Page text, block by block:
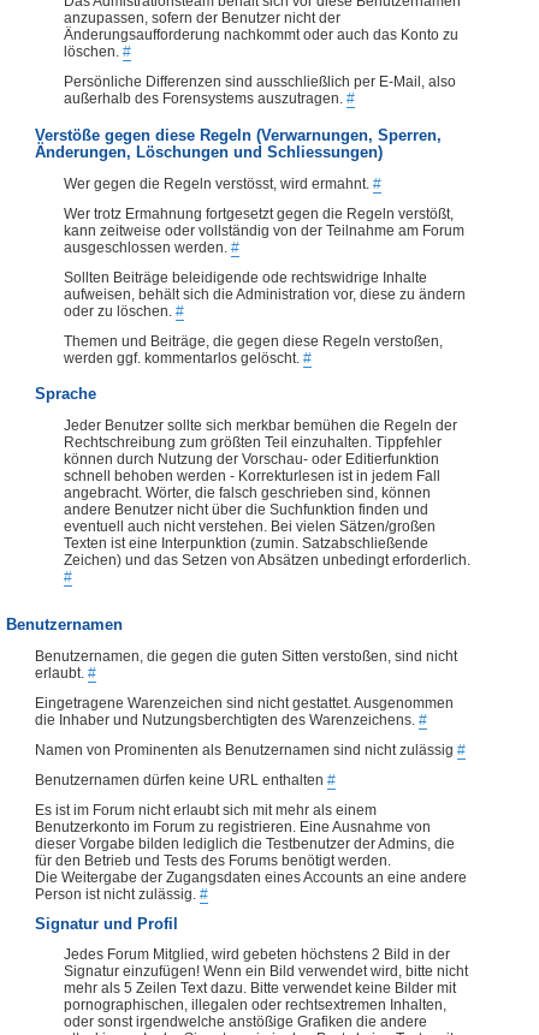
anzupassen, sofern der Benutzer nicht der
Änderungsaufforderung nachkommt oder auch das Konto zu
löschen. #
Persönliche Differenzen sind ausschließlich per E-Mail, also
außerhalb des Forensystems auszutragen. #
Verstöße gegen diese Regeln (Verwarnungen, Sperren,
Änderungen, Löschungen und Schliessungen)
Wer gegen die Regeln verstösst, wird ermahnt. #
Wer trotz Ermahnung fortgesetzt gegen die Regeln verstößt,
kann zeitweise oder vollständig von der Teilnahme am Forum
ausgeschlossen werden. #
Sollten Beiträge beleidigende ode rechtswidrige Inhalte
aufweisen, behält sich die Administration vor, diese zu ändern
oder zu löschen. #
Themen und Beiträge, die gegen diese Regeln verstoßen,
werden ggf. kommentarlos gelöscht. #
Sprache
Jeder Benutzer sollte sich merkbar bemühen die Regeln der
Rechtschreibung zum größten Teil einzuhalten. Tippfehler
können durch Nutzung der Vorschau- oder Editierfunktion
schnell behoben werden - Korrekturlesen ist in jedem Fall
angebracht. Wörter, die falsch geschrieben sind, können
andere Benutzer nicht über die Suchfunktion finden und
eventuell auch nicht verstehen. Bei vielen Sätzen/großen
Texten ist eine Interpunktion (zumin. Satzabschließende
Zeichen) und das Setzen von Absätzen unbedingt erforderlich.
#
Benutzernamen
Benutzernamen, die gegen die guten Sitten verstoßen, sind nicht
erlaubt. #
Eingetragene Warenzeichen sind nicht gestattet. Ausgenommen
die Inhaber und Nutzungsberchtigten des Warenzeichens. #
Namen von Prominenten als Benutzernamen sind nicht zulässig #
Benutzernamen dürfen keine URL enthalten #
Es ist im Forum nicht erlaubt sich mit mehr als einem
Benutzerkonto im Forum zu registrieren. Eine Ausnahme von
dieser Vorgabe bilden lediglich die Testbenutzer der Admins, die
für den Betrieb und Tests des Forums benötigt werden.
Die Weitergabe der Zugangsdaten eines Accounts an eine andere
Person ist nicht zulässig. #
Signatur und Profil
Jedes Forum Mitglied, wird gebeten höchstens 2 Bild in der
Signatur einzufügen! Wenn ein Bild verwendet wird, bitte nicht
mehr als 5 Zeilen Text dazu. Bitte verwendet keine Bilder mit
pornographischen, illegalen oder rechtsextremen Inhalten,
oder sonst irgendwelche anstößige Grafiken die andere